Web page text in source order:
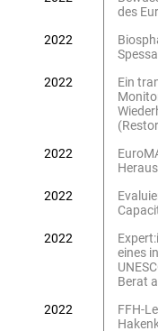
des
2022
2022
Ein
2022
2022
2022
eines
Berat
2022
FFH-